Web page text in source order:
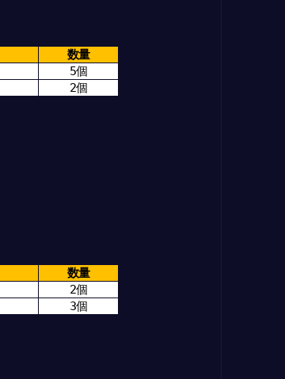
数量
5個
2個
数量
2個
3個